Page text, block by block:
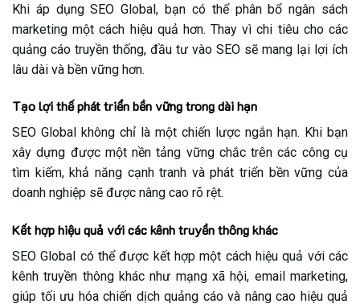
Khi áp dụng SEO Global, bạn có thể phân bổ ngân sách
marketing một cách hiệu quả hơn. Thay vì chi tiêu cho các
quảng cáo truyền thống, đầu tư vào SEO sẽ mang lại lợi ích
lâu dài và bền vững hơn.
Tạo lợi thế phát triển bền vững trong dài hạn
SEO Global không chỉ là một chiến lược ngắn hạn. Khi bạn
xây dựng được một nền tảng vững chắc trên các công cụ
tìm kiếm, khả năng cạnh tranh và phát triển bền vững của
doanh nghiệp sẽ được nâng cao rõ rệt.
Kết hợp hiệu quả với các kênh truyền thông khác
SEO Global có thể được kết hợp một cách hiệu quả với các
kênh truyền thông khác như mạng xã hội, email marketing,
giúp tối ưu hóa chiến dịch quảng cáo và nâng cao hiệu quả